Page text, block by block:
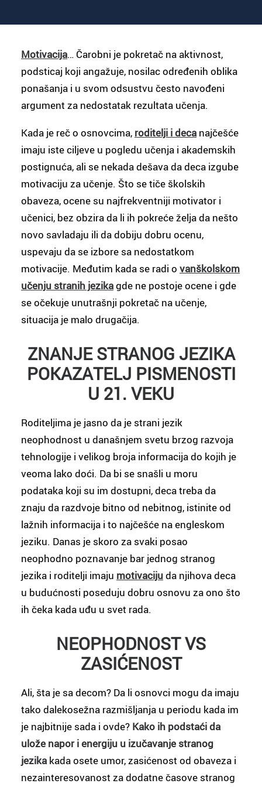
Motivacija… Čarobni je pokretač na aktivnost,
podsticaj koji angažuje, nosilac određenih oblika
ponašanja i u svom odsustvu često navođeni
argument za nedostatak rezultata učenja.
Kada je reč o osnovcima, roditelji i deca najčešće
imaju iste ciljeve u pogledu učenja i akademskih
postignuća, ali se nekada dešava da deca izgube
motivaciju za učenje. Što se tiče školskih
obaveza, ocene su najfrekventniji motivator i
učenici, bez obzira da li ih pokreće želja da nešto
novo savladaju ili da dobiju dobru ocenu,
uspevaju da se izbore sa nedostatkom
motivacije. Međutim kada se radi o vanškolskom
učenju stranih jezikagde ne postoje ocene i gde
se očekuje unutrašnji pokretač na učenje,
situacija je malo drugačija.
ZNANJE STRANOG JEZIKA
POKAZATELJ PISMENOSTI
U 21. VEKU
Roditeljima je jasno da je strani jezik
neophodnost u današnjem svetu brzog razvoja
tehnologije i velikog broja informacija do kojih je
veoma lako doći. Da bi se snašli u moru
podataka koji su im dostupni, deca treba da
znaju da razdvoje bitno od nebitnog, istinite od
lažnih informacija i to najčešće na engleskom
jeziku. Danas je skoro za svaki posao
neophodno poznavanje bar jednog stranog
jezika i roditelji imaju motivacijuda njihova deca
u budućnosti poseduju dobru osnovu za ono što
ih čeka kada uđu u svet rada.
NEOPHODNOST VS
ZASIĆENOST
Ali, šta je sa decom? Da li osnovci mogu da imaju
tako dalekosežna razmišljanja u periodu kada im
je najbitnije sada i ovde? Kako ih podstaći da
ulože napor i energiju u izučavanje stranog
jezika kada osete umor, zasićenost od obaveza i
nezainteresovanost za dodatne časove stranog